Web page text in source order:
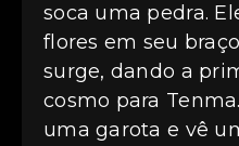
soca uma pedra.
flores em seu
surge, dando a
cosmo para
uma garota e vê